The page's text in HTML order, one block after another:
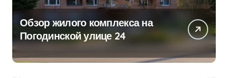
Обзор жилого комплекса на
Погодинской улице 24